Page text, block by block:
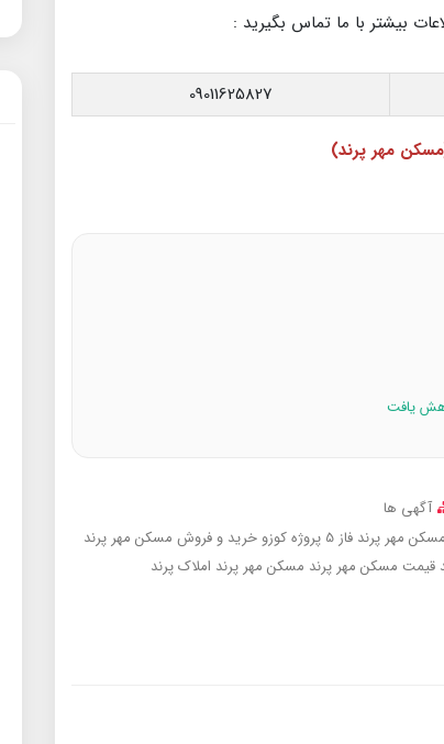
بیشتر با ما تماس بگیرید :
09011625827
مهر پرند)
آگهی ها
پرند فاز 5 پروژه کوزو
خرید و فروش مسکن مهر پرند
قیمت مسکن مهر پرند مسکن مهر پرند املاک پرند